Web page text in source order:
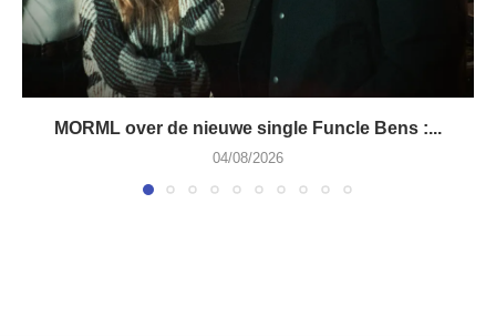
MORML over de nieuwe single Funcle Bens :...
04/08/2026